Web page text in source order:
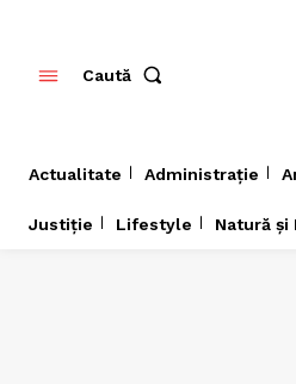
Caută
Actualitate Administrație
Justiție Lifestyle Natură și